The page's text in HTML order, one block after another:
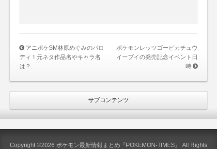
アニポケSM林原めぐみのパロ
ディ！元ネタ作品名やキャラ名
は？
ポケモンレッツゴーピカチュウ
イーブイの発売記念イベント日
時
サブコンテンツ
Copyright ©2026 ポケモン最新情報まとめ『POKEMON-TIMES』 All Rights